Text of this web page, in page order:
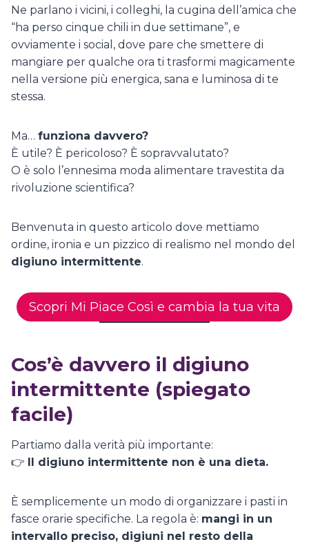
Ne parlano i vicini, i colleghi, la cugina dell’amica che
“ha perso cinque chili in due settimane”, e
ovviamente i social, dove pare che smettere di
mangiare per qualche ora ti trasformi magicamente
nella versione più energica, sana e luminosa di te
stessa.
Ma… funziona davvero?
È utile? È pericoloso? È sopravvalutato?
O è solo l’ennesima moda alimentare travestita da
rivoluzione scientifica?
Benvenuta in questo articolo dove mettiamo
ordine, ironia e un pizzico di realismo nel mondo del
digiuno intermittente.
Scopri Mi Piace Così e cambia la tua vita
Cos’è davvero il digiuno
intermittente (spiegato
facile)
Partiamo dalla verità più importante:
👉
Il digiuno intermittente non è una dieta.
È semplicemente un modo di organizzare i pasti in
fasce orarie specifiche. La regola è: mangi in un
intervallo preciso, digiuni nel resto della